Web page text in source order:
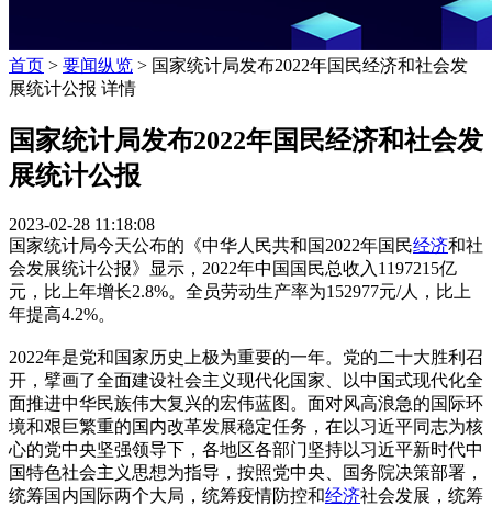
首页 > 要闻纵览 > 国家统计局发布2022年国民经济和社会发
展统计公报 详情
国家统计局发布2022年国民经济和社会发
展统计公报
2023-02-28 11:18:08
国家统计局今天公布的《中华人民共和国2022年国民经济和社
会发展统计公报》显示，2022年中国国民总收入1197215亿
元，比上年增长2.8%。全员劳动生产率为152977元/人，比上
年提高4.2%。
2022年是党和国家历史上极为重要的一年。党的二十大胜利召
开，擘画了全面建设社会主义现代化国家、以中国式现代化全
面推进中华民族伟大复兴的宏伟蓝图。面对风高浪急的国际环
境和艰巨繁重的国内改革发展稳定任务，在以习近平同志为核
心的党中央坚强领导下，各地区各部门坚持以习近平新时代中
国特色社会主义思想为指导，按照党中央、国务院决策部署，
统筹国内国际两个大局，统筹疫情防控和经济社会发展，统筹